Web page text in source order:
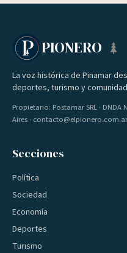
PIONERO
La voz histórica de Pinamar
deportes, turismo y
Propietario: Postamar SRL · DNDA
Aires · contacto@elpionero.com.ar
Secciones
Política
Sociedad
Economía
Deportes
Turismo